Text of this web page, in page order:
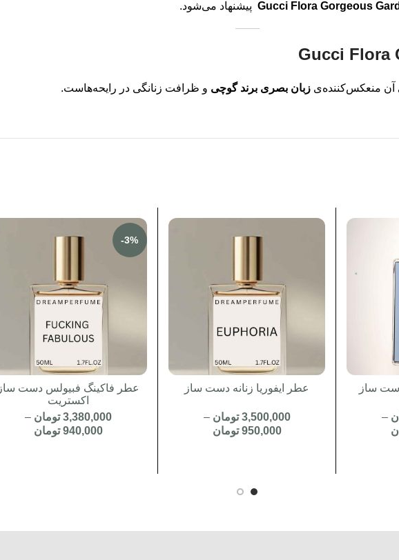
Gucci Flora Gorgeous پیشنهاد می‌شود.
منعکس‌کننده‌ی زبان بصری برند گوچی و ظرافت زنانگی در رایحه‌هاست.
ساز
–
عطر ایفوریا زنانه دست ساز
3,500,000 تومان –
950,000 تومان
-3%
عطر فاکینگ فبیولس دست ساز
اکستریت
3,380,000 تومان –
940,000 تومان